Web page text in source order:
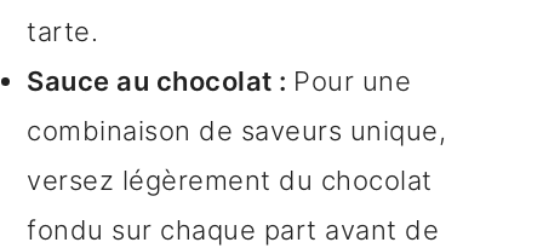
tarte.
Sauce au chocolat : Pour une
combinaison de saveurs unique,
versez légèrement du chocolat
fondu sur chaque part avant de